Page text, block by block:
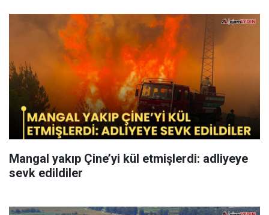
Mangal yakıp Çine’yi kül etmişlerdi: adliyeye
sevk edildiler